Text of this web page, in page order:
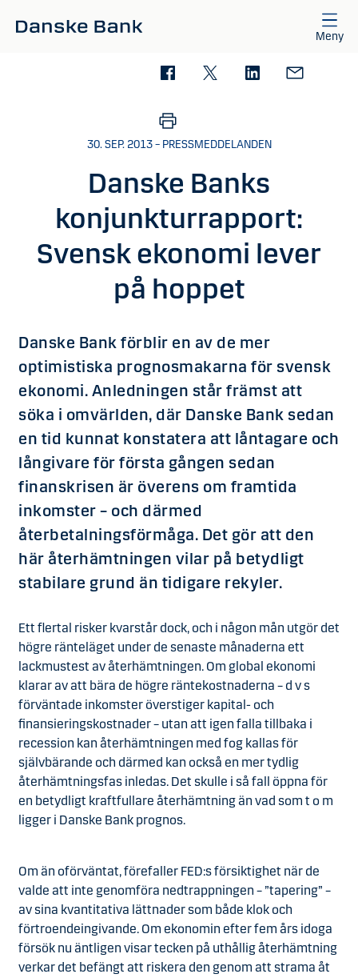
Meny
30. SEP. 2013 – PRESSMEDDELANDEN
Danske Banks
konjunkturrapport:
Svensk ekonomi lever
på hoppet
Danske Bank förblir en av de mer
optimistiska prognosmakarna för svensk
ekonomi. Anledningen står främst att
söka i omvärlden, där Danske Bank sedan
en tid kunnat konstatera att låntagare och
långivare för första gången sedan
finanskrisen är överens om framtida
inkomster – och därmed
återbetalningsförmåga. Det gör att den
här återhämtningen vilar på betydligt
stabilare grund än tidigare rekyler.
Ett flertal risker kvarstår dock, och i någon mån utgör det
högre ränteläget under de senaste månaderna ett
lackmustest av återhämtningen. Om global ekonomi
klarar av att bära de högre räntekostnaderna – d v s
förväntade inkomster överstiger kapital- och
finansieringskostnader – utan att igen falla tillbaka i
recession kan återhämtningen med fog kallas för
självbärande och därmed kan också en mer tydlig
återhämtningsfas inledas. Det skulle i så fall öppna för
en betydligt kraftfullare återhämtning än vad som t o m
ligger i Danske Bank prognos.
Om än oförväntat, förefaller FED:s försiktighet när de
valde att inte genomföra nedtrappningen – ”tapering” –
av sina kvantitativa lättnader som både klok och
förtroendeingivande. Om ekonomin efter fem års idoga
försök nu äntligen visar tecken på uthållig återhämtning
verkar det befängt att riskera den genom att strama åt